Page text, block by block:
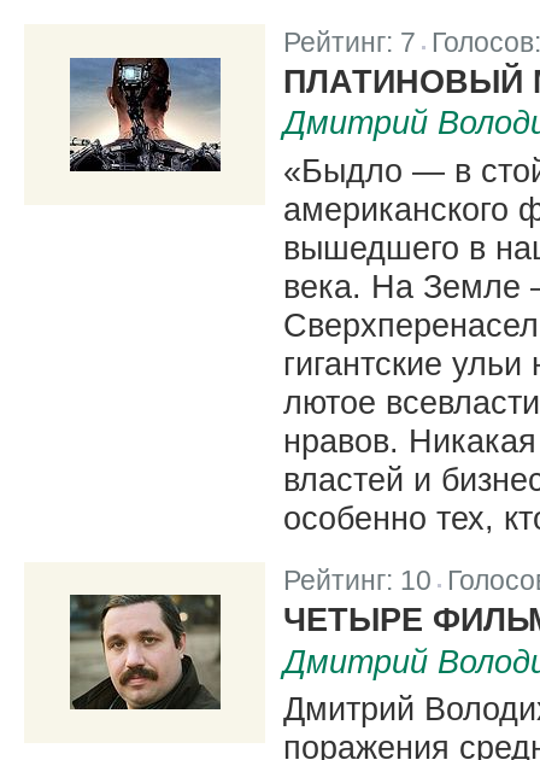
Рейтинг: 7 |
ПЛАТИНОВЫЙ
Дмитрий
«Быдло — в
американского
вышедшего в
века. На Земле
гигантские
лютое
нравов.
властей и
особенно тех,
Рейтинг: 10 |
ЧЕТЫРЕ
Дмитрий
Дмитрий
поражения